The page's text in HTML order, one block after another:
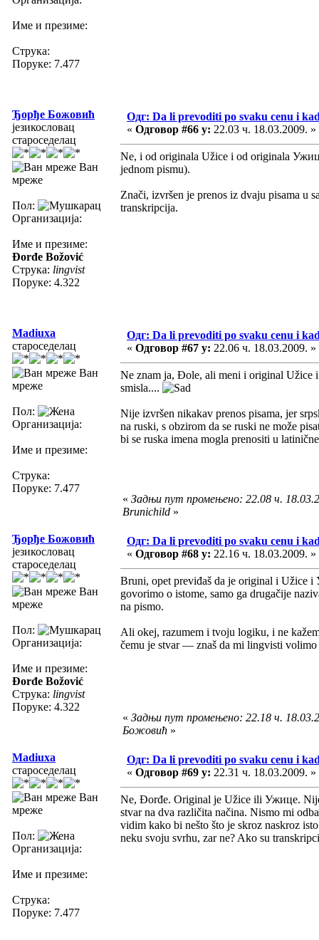
Име и презиме:
Струка:
Поруке: 7.477
Ђорђе Божовић
језикословац
староседелац
Ван
мреже
Пол:
Организација:
Име и презиме:
Đorđe Božović
Струка: lingvist
Поруке: 4.322
Одг: Da li prevoditi po svaku cenu i
« Одговор #66 у: 22.03 ч. 18.03.2009. »
Ne, i od originala Užice i od originala
jednom pismu).
Znači, izvršen je prenos iz dvaju pisama u
transkripcija.
Madiuxa
староседелац
Ван
мреже
Пол:
Организација:
Име и презиме:
Струка:
Поруке: 7.477
Одг: Da li prevoditi po svaku cenu i
« Одговор #67 у: 22.06 ч. 18.03.2009. »
Ne znam ja, Đole, ali meni i original Užice
smisla....
Nije izvršen nikakav prenos pisama, jer
na ruski, s obzirom da se ruski ne može
bi se ruska imena mogla prenositi u
« Задњи пут промењено: 22.08 ч.
Brunichild »
Ђорђе Божовић
језикословац
староседелац
Ван
мреже
Пол:
Организација:
Име и презиме:
Đorđe Božović
Струка: lingvist
Поруке: 4.322
Одг: Da li prevoditi po svaku cenu i
« Одговор #68 у: 22.16 ч. 18.03.2009. »
Bruni, opet previđaš da je original i Užice
govorimo o istome, samo ga drugačije
na pismo.
Ali okej, razumem i tvoju logiku, i ne
čemu je stvar — znaš da mi lingvisti
« Задњи пут промењено: 22.18 ч.
Божовић »
Madiuxa
староседелац
Ван
мреже
Пол:
Организација:
Име и презиме:
Струка:
Поруке: 7.477
Одг: Da li prevoditi po svaku cenu i
« Одговор #69 у: 22.31 ч. 18.03.2009. »
Ne, Đorđe. Original je Užice ili Ужице.
stvar na dva različita načina. Nismo mi
vidim kako bi nešto što je skroz naskroz
neku svoju svrhu, zar ne? Ako su